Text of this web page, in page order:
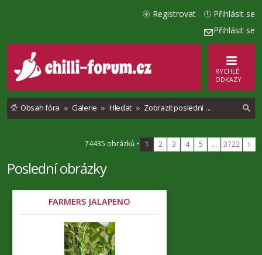
Přihlásit se
Přihlásit se
Registrovat
RYCHLÉ
ODKAZY
Obsah fóra Galerie Hledat Zobrazit poslední obrázky
74435 obrázků • 1 2 3 4 5 … 3722
Poslední obrázky
FARMERS JALAPENO